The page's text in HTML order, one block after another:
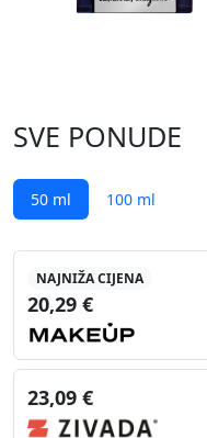
SVE PONUDE
50 ml 100 ml
NAJNIŽA CIJENA
20,29 €
23,09 €